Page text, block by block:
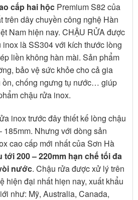
cấp hai hộc Premium S82 của
trên dây chuyền công nghệ Hàn
Nam hiện nay. CHẬU RỬA được
là SS304 với kích thước lòng
liền không hàn mài. Sản phẩm
bảo vệ sức khỏe cho cả gia
ồn, chống ngưng tụ nước… giúp
chậu rửa inox.
inox trước đây thiết kế lòng chậu
185mm. Nhưng với dòng sản
cao cấp mới nhất của Sơn Hà
tới 200 – 220mm hạn chế tối đa
nước. Chậu rửa được xử lý trên
hiện đại nhất hiẹn nay, xuất khẩu
như: Mỹ, Australia, Canada,